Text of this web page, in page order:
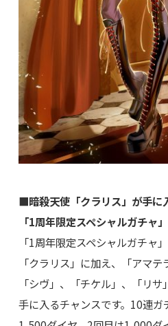
■暗殺天使「クラリス」が手に
「1周年限定スペシャルガチャ」
「1周年限定スペシャルガチャ
「クラリス」に加え、「アマテ
「シヴ」、「チケル」、「リ
手に入るチャンスです。10連